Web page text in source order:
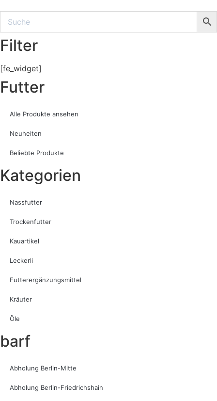
Filter
[fe_widget]
Futter
Alle Produkte ansehen
Neuheiten
Beliebte Produkte
Kategorien
Nassfutter
Trockenfutter
Kauartikel
Leckerli
Futterergänzungsmittel
Kräuter
Öle
barf
Abholung Berlin-Mitte
Abholung Berlin-Friedrichshain